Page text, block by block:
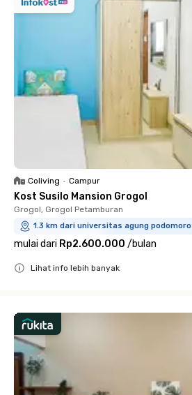
Coliving • Campur
Kost Susilo Mansion Grogol
Grogol, Grogol Petamburan
1.3 km dari universitas agung podomoro
mulai dari Rp2.600.000 /bulan
Lihat info lebih banyak